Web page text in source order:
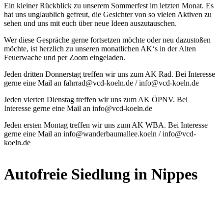
Ein kleiner Rückblick zu unserem Sommerfest im letzten Monat. Es
hat uns unglaublich gefreut, die Gesichter von so vielen Aktiven zu
sehen und uns mit euch über neue Ideen auszutauschen.
Wer diese Gespräche gerne fortsetzen möchte oder neu dazustoßen
möchte, ist herzlich zu unseren monatlichen AK‘s in der Alten
Feuerwache und per Zoom eingeladen.
Jeden dritten Donnerstag treffen wir uns zum AK Rad. Bei Interesse
gerne eine Mail an fahrrad@vcd-koeln.de / info@vcd-koeln.de
Jeden vierten Dienstag treffen wir uns zum AK ÖPNV. Bei
Interesse gerne eine Mail an info@vcd-koeln.de
Jeden ersten Montag treffen wir uns zum AK WBA. Bei Interesse
gerne eine Mail an info@wanderbaumallee.koeln / info@vcd-
koeln.de
Autofreie Siedlung in Nippes